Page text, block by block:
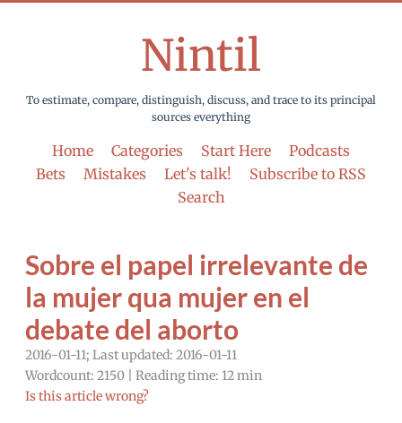
Nintil
To estimate, compare, distinguish, discuss, and trace to its principal
sources everything
Home Categories Start Here
Podcasts
Bets
Mistakes Let's talk!
Subscribe to RSS
Search
Sobre el papel irrelevante de
la mujer qua mujer en el
debate del aborto
2016-01-11; Last updated: 2016-01-11
Wordcount: 2150 | Reading time: 12 min
Is this article wrong?